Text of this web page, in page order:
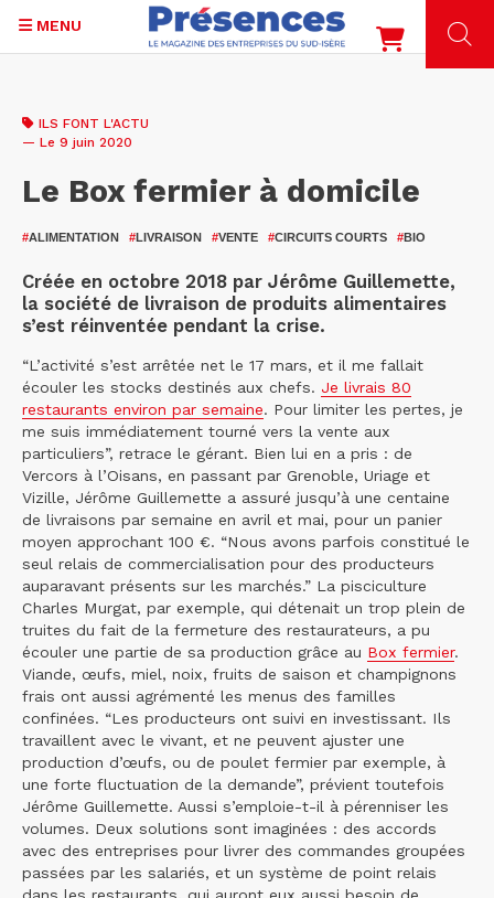
contenu
MENU
ILS FONT L'ACTU
— Le 9 juin 2020
Le Box fermier à domicile
#ALIMENTATION #LIVRAISON #VENTE #CIRCUITS COURTS #BIO
Créée en octobre 2018 par Jérôme Guillemette,
la société de livraison de produits alimentaires
s’est réinventée pendant la crise.
“L’activité s’est arrêtée net le 17 mars, et il me fallait
écouler les stocks destinés aux chefs. Je livrais 80
restaurants environ par semaine. Pour limiter les pertes, je
me suis immédiatement tourné vers la vente aux
particuliers”, retrace le gérant. Bien lui en a pris : de
Vercors à l’Oisans, en passant par Grenoble, Uriage et
Vizille, Jérôme Guillemette a assuré jusqu’à une centaine
de livraisons par semaine en avril et mai, pour un panier
moyen approchant 100 €. “Nous avons parfois constitué le
seul relais de commercialisation pour des producteurs
auparavant présents sur les marchés.” La pisciculture
Charles Murgat, par exemple, qui détenait un trop plein de
truites du fait de la fermeture des restaurateurs, a pu
écouler une partie de sa production grâce au Box fermier.
Viande, œufs, miel, noix, fruits de saison et champignons
frais ont aussi agrémenté les menus des familles
confinées. “Les producteurs ont suivi en investissant. Ils
travaillent avec le vivant, et ne peuvent ajuster une
production d’œufs, ou de poulet fermier par exemple, à
une forte fluctuation de la demande”, prévient toutefois
Jérôme Guillemette. Aussi s’emploie-t-il à pérenniser les
volumes. Deux solutions sont imaginées : des accords
avec des entreprises pour livrer des commandes groupées
passées par les salariés, et un système de point relais